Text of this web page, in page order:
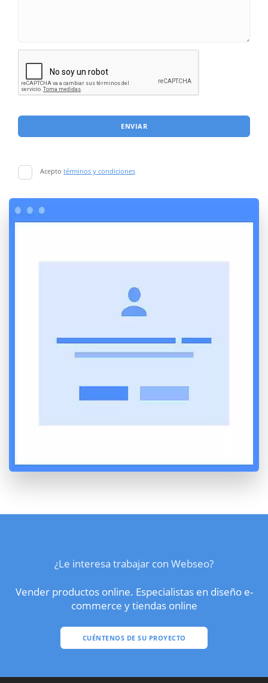
ENVIAR
Acepto términos y condiciones
¿Le interesa trabajar con Webseo?
Vender productos online. Especialistas en diseño e-
commerce y tiendas online
CUÉNTENOS DE SU PROYECTO